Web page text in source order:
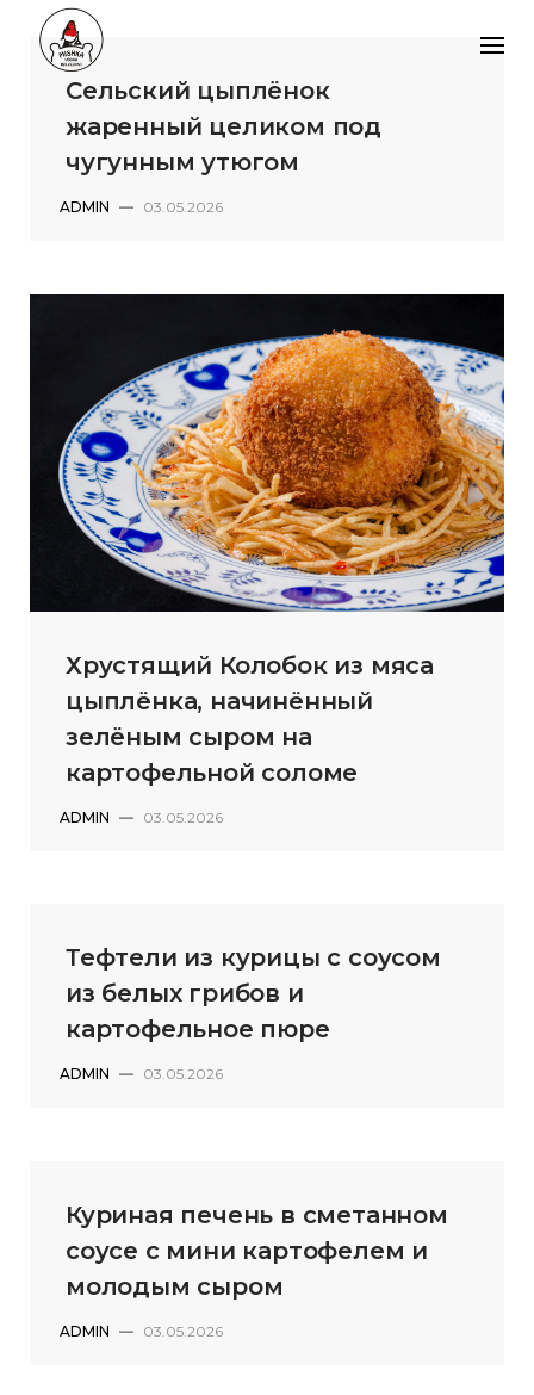
content
Забронировать банкет
Сельский цыплёнок
жаренный целиком под
чугунным утюгом
ADMIN — 03.05.2026
Хрустящий Колобок из мяса
цыплёнка, начинённый
зелёным сыром на
картофельной соломе
ADMIN — 03.05.2026
Тефтели из курицы с соусом
из белых грибов и
картофельное пюре
ADMIN — 03.05.2026
Куриная печень в сметанном
соусе с мини картофелем и
молодым сыром
ADMIN — 03.05.2026